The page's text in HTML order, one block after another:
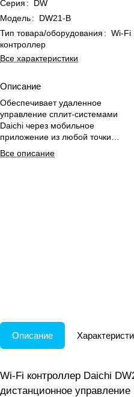
Серия :
DW
Модель:
DW21-B
Тип товара/оборудования : Wi-Fi
контроллер
Все характеристики
Описание
Обеспечивает удаленное
управление сплит-системами
Daichi через мобильное
приложение из любой точки
мира.
Все описание
Описание
Wi-Fi контроллер Daichi
дистанционное